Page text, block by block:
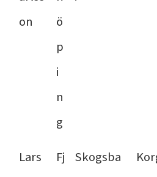
on
ö
p
i
n
g
Lars
Fj
Skogsba